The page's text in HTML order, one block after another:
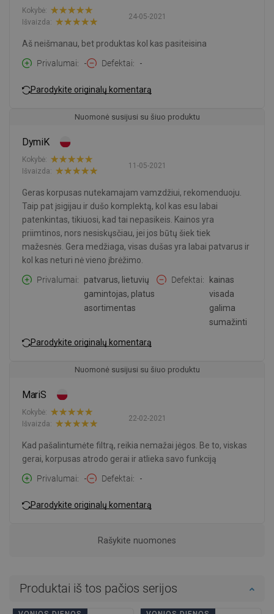
24-05-2021
Kokybė:
Išvaizda:
Aš neišmanau, bet produktas kol kas pasiteisina
Privalumai
- Defektai -
Parodykite originalų komentarą
Nuomonė susijusi su šiuo produktu
DymiK
11-05-2021
Kokybė:
Išvaizda:
Geras korpusas nutekamajam vamzdžiui, rekomenduoju.
Taip pat įsigijau ir dušo komplektą, kol kas esu labai
patenkintas, tikiuosi, kad tai nepasikeis. Kainos yra
priimtinos, nors nesiskųsčiau, jei jos būtų šiek tiek
mažesnės. Gera medžiaga, visas dušas yra labai patvarus ir
kol kas neturi nė vieno įbrėžimo.
Privalumai
patvarus, lietuvių
gamintojas, platus
asortimentas
Defektai
kainas
visada
galima
sumažinti
Parodykite originalų komentarą
Nuomonė susijusi su šiuo produktu
MariS
22-02-2021
Kokybė:
Išvaizda:
Kad pašalintumėte filtrą, reikia nemažai jėgos. Be to, viskas
gerai, korpusas atrodo gerai ir atlieka savo funkciją
Privalumai
- Defektai -
Parodykite originalų komentarą
Rašykite nuomones
Produktai iš tos pačios serijos